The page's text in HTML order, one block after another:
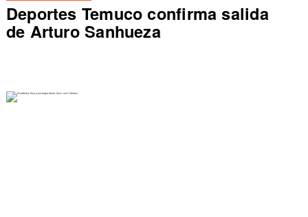
Deportes Temuco confirma salida
de Arturo Sanhueza